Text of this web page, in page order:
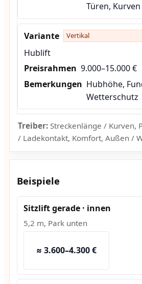
Türen, Kurven
Vertikal
Hublift
9.000–15.000 €
Hubhöhe,
Wetterschutz
Treiber:Streckenlänge / Kurven,
/ Ladekontakt, Komfort, Außen /
Beispiele
Sitzlift gerade · innen
5,2 m, Park unten
≈ 3.600–4.300 €